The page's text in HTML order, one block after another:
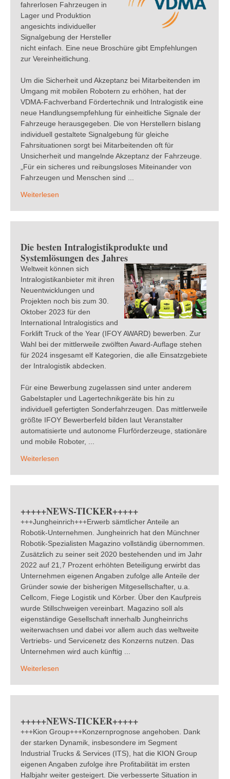
fahrerlosen Fahrzeugen in
Lager und Produktion
angesichts individueller
Signalgebung der Hersteller
nicht einfach. Eine neue Broschüre gibt Empfehlungen
zur Vereinheitlichung.
Um die Sicherheit und Akzeptanz bei Mitarbeitenden im
Umgang mit mobilen Robotern zu erhöhen, hat der
VDMA-Fachverband Fördertechnik und Intralogistik eine
neue Handlungsempfehlung für einheitliche Signale der
Fahrzeuge herausgegeben. Die von Herstellern bislang
individuell gestaltete Signalgebung für gleiche
Fahrsituationen sorgt bei Mitarbeitenden oft für
Unsicherheit und mangelnde Akzeptanz der Fahrzeuge.
„Für ein sicheres und reibungsloses Miteinander von
Fahrzeugen und Menschen sind ...
Weiterlesen
Die besten Intralogistikprodukte und
Systemlösungen des Jahres
Weltweit können sich
Intralogistikanbieter mit ihren
Neuentwicklungen und
Projekten noch bis zum 30.
Oktober 2023 für den
International Intralogistics and
Forklift Truck of the Year (IFOY AWARD) bewerben. Zur
Wahl bei der mittlerweile zwölften Award-Auflage stehen
für 2024 insgesamt elf Kategorien, die alle Einsatzgebiete
der Intralogistik abdecken.
Für eine Bewerbung zugelassen sind unter anderem
Gabelstapler und Lagertechnikgeräte bis hin zu
individuell gefertigten Sonderfahrzeugen. Das mittlerweile
größte IFOY Bewerberfeld bilden laut Veranstalter
automatisierte und autonome Flurförderzeuge, stationäre
und mobile Roboter, ...
Weiterlesen
+++++NEWS-TICKER+++++
+++Jungheinrich+++Erwerb sämtlicher Anteile an
Robotik-Unternehmen. Jungheinrich hat den Münchner
Robotik-Spezialisten Magazino vollständig übernommen.
Zusätzlich zu seiner seit 2020 bestehenden und im Jahr
2022 auf 21,7 Prozent erhöhten Beteiligung erwirbt das
Unternehmen eigenen Angaben zufolge alle Anteile der
Gründer sowie der bisherigen Mitgesellschafter, u.a.
Cellcom, Fiege Logistik und Körber. Über den Kaufpreis
wurde Stillschweigen vereinbart. Magazino soll als
eigenständige Gesellschaft innerhalb Jungheinrichs
weiterwachsen und dabei vor allem auch das weltweite
Vertriebs- und Servicenetz des Konzerns nutzen. Das
Unternehmen wird auch künftig ...
Weiterlesen
+++++NEWS-TICKER+++++
+++Kion Group+++Konzernprognose angehoben. Dank
der starken Dynamik, insbesondere im Segment
Industrial Trucks & Services (ITS), hat die KION Group
eigenen Angaben zufolge ihre Profitabilität im ersten
Halbjahr weiter gesteigert. Die verbesserte Situation in